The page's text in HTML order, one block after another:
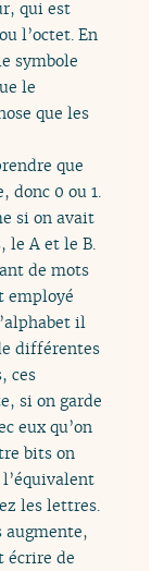
qui est
l’octet. En
symbole
le
que les
que
donc 0 ou 1.
si on avait
le A et le B.
de mots
employé
il
différentes
ces
si on garde
eux qu’on
bits on
l’équivalent
les lettres.
augmente,
écrire de